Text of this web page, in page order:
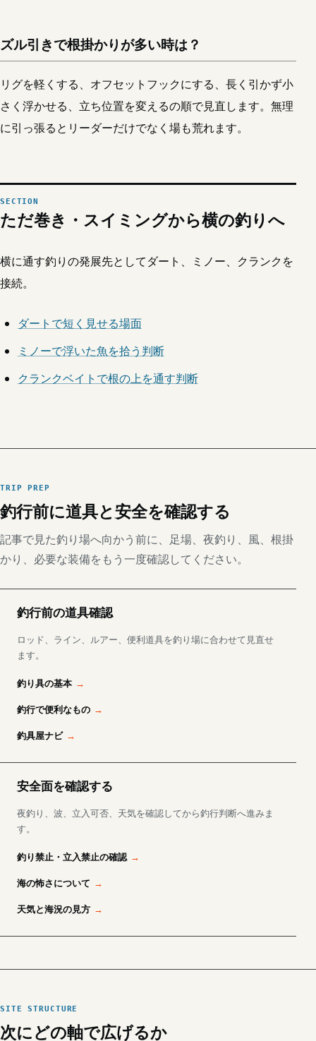
ズル引きで根掛かりが多い時は？
リグを軽くする、オフセットフックにする、長く引かず小
さく浮かせる、立ち位置を変えるの順で見直します。無理
に引っ張るとリーダーだけでなく場も荒れます。
ただ巻き・スイミングから横の釣りへ
横に通す釣りの発展先としてダート、ミノー、クランクを
接続。
ダートで短く見せる場面
ミノーで浮いた魚を拾う判断
クランクベイトで根の上を通す判断
TRIP PREP
釣行前に道具と安全を確認する
記事で見た釣り場へ向かう前に、足場、夜釣り、風、根掛
かり、必要な装備をもう一度確認してください。
釣行前の道具確認
ロッド、ライン、ルアー、便利道具を釣り場に合わせて見直せ
ます。
釣り具の基本
釣行で便利なもの
釣具屋ナビ
安全面を確認する
夜釣り、波、立入可否、天気を確認してから釣行判断へ進みま
す。
釣り禁止・立入禁止の確認
海の怖さについて
天気と海況の見方
SITE STRUCTURE
次にどの軸で広げるか